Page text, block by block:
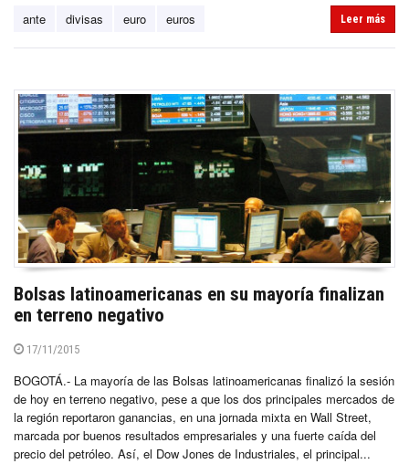
ante divisas euro euros Leer más
Bolsas latinoamericanas en su mayoría finalizan
en terreno negativo
17/11/2015
BOGOTÁ.- La mayoría de las Bolsas latinoamericanas finalizó la sesión
de hoy en terreno negativo, pese a que los dos principales mercados de
la región reportaron ganancias, en una jornada mixta en Wall Street,
marcada por buenos resultados empresariales y una fuerte caída del
precio del petróleo. Así, el Dow Jones de Industriales, el principal...